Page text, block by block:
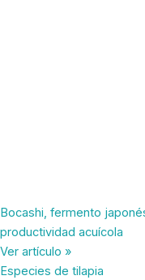
Bocashi, fermento
productividad acuícola
Ver artículo »
Especies de tilapia